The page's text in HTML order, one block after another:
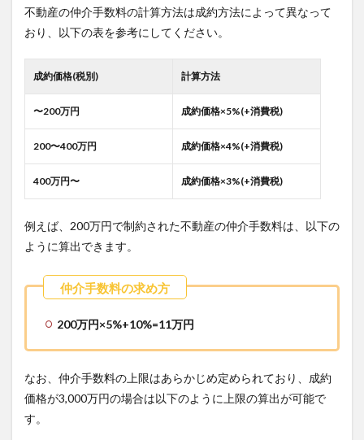
不動産の仲介手数料の計算方法は成約方法によって異なって
おり、以下の表を参考にしてください。
成約価格(税別) 計算方法
〜200万円 成約価格×5%(+消費税)
200〜400万円 成約価格×4%(+消費税)
400万円〜 成約価格×3%(+消費税)
例えば、200万円で制約された不動産の仲介手数料は、以下の
ように算出できます。
200万円×5%+10%=11万円
なお、仲介手数料の上限はあらかじめ定められており、成約
価格が3,000万円の場合は以下のように上限の算出が可能で
す。